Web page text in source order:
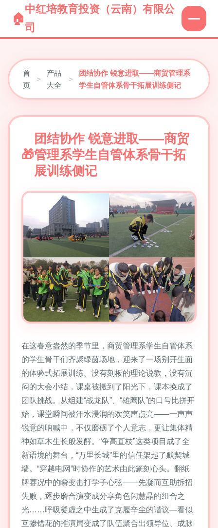
中红培教育投资（云南）有限公
司
首
页
>
产品
大全
>
团结协作 锐意进取——商贸管理系
学生自管体系骨干拓展训练侧记
团结协作 锐意进取——商贸
管理系学生自管体系骨干拓
展训练侧记
在这春意盎然的季节里，商贸管理系学生自管体系
的学生骨干们齐聚绿茵场地，迎来了一场别开生面
的体验式拓展训练。没有刻板的理论说教，没有沉
闷的大会小结，课桌被搬到了阳光下，课本换成了
团队挑战。从组建“战龙队”、“雄鹰队”的口号比拼开
始，课堂瞬间被汗水浸润的欢笑声点亮——一声声
锐意的呐喊中，不仅磨砺了个人意志，更让集体精
神如草木生长般发酵。“争高直枝”这类项目成了全
新语境的舞台，“万里长城”里的信任架起了默契城
墙。“穿越电网”时协作的艺术由此篆刻心头。翻纸
牌赛况中的瞬变击打学子心弦——先凝而互助拆招
失败，逐步磨合演变成分享角色闪慧晶的组合之
光……呼吸凝虚之中生成了克履辛尘的谐议—看似
互掺错花的推演局变成了队伍聚合出领导位、成脉